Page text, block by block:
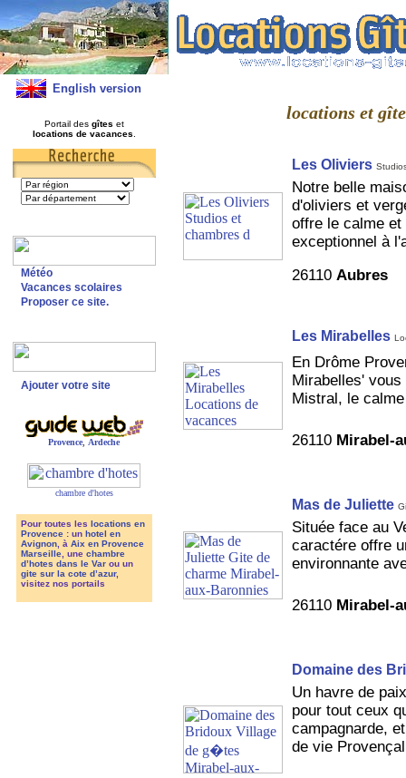
English version
Portail des gîtes et
locations de vacances
Météo
Vacances scolaires
Proposer ce site.
Ajouter votre site
Provence Ardeche
chambre d'hotes
Pour toutes les locations en
Provence: un hotel en
Avignon, à Aix en Provence
Marseille, une chambre
d’hotes dans le Varou un
gite sur la cote d’azur,
visitez nos portails
locations et
Les Oliviers
Notre belle
d'oliviers et
offre le calme et
exceptionnel à
26110 Aubres
Les Mirabelles
En Drôme
Mirabelles'
Mistral, le
26110 Mirabel-
Mas de Juliette
Située face au
caractére offre
environnante
26110 Mirabel-
Domaine des
Un havre de
pour tout ceux
campagnarde,
de vie